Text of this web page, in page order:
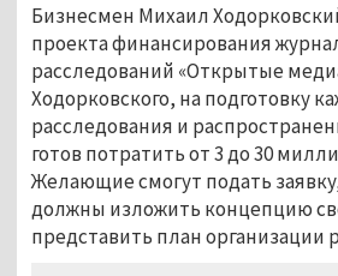
Бизнесмен Михаил
проекта финансирования
расследований «Открытые
Ходорковского, на подготовку
расследования и
готов потратить от 3 до 30
Желающие смогут подать
должны изложить концепцию
представить план организации